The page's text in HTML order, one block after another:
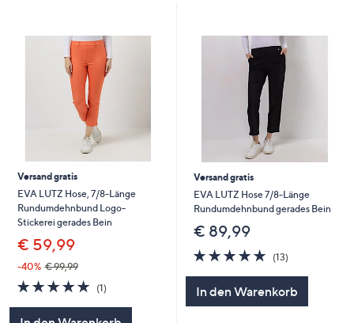
diese
anzuzeigen.
Versand gratis
EVA LUTZ Hose, 7/8-Länge
Rundumdehnbund Logo-
Stickerei gerades Bein
€ 59,99
-40% € 99,99
5.0
von
(1)1
Versand gratis
EVA LUTZ Hose 7/8-Länge
Rundumdehnbund gerades Bein
€ 89,99
5.0
von
(13)13
In den Warenkorb